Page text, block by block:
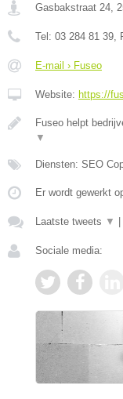
Gasbakstraat 24,
Tel: 03 284 81 39,
E-mail › Fuseo
Website: https://
Fuseo helpt
▼
Diensten: SEO
Er wordt gewerkt
Laatste tweets ▼
Sociale media: